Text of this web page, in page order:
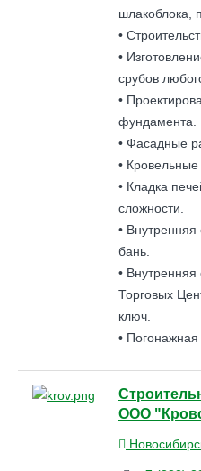
шлакоблока,
•
•
срубов
•
фундамента.
• Фасадные
• Кровельные
• Кладка
сложности.
• Внутренняя
бань.
• Внутренняя
Торговых
ключ.
•
ООО